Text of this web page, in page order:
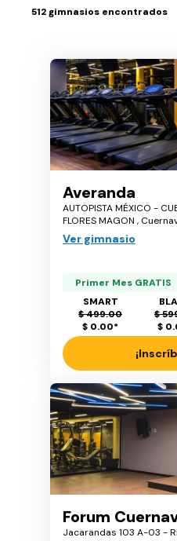
512gimnasios encontrados
Averanda
AUTOPISTA MÉXICO -
FLORES MAGON ,
Ver gimnasio
Primer Mes GRATIS
SMART
$ 499.00
$ 0.00*
$
$
Forum
Jacarandas 103 A-03 -